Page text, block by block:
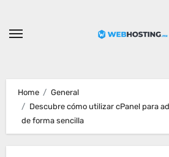
Home
General
Descubre cómo utilizar cPanel para
de forma sencilla